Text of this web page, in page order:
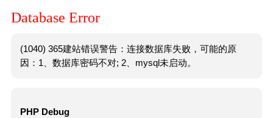
Database Error
(1040) 365建站错误警告：连接数据库失败，可能的原
因：1、数据库密码不对; 2、mysql未启动。
PHP Debug